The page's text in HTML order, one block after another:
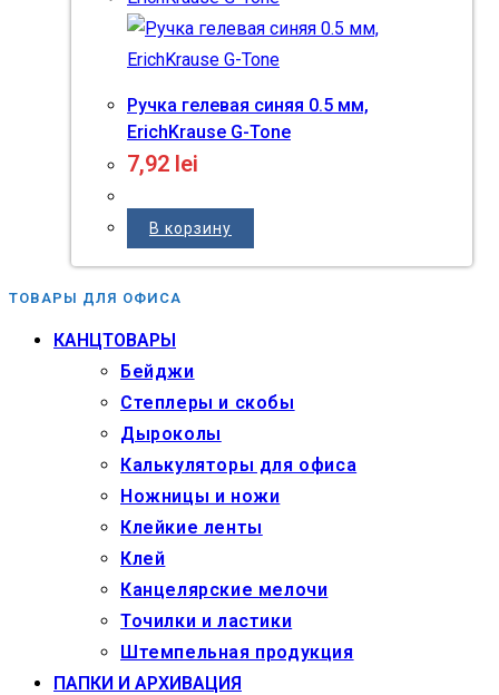
Ручка гелевая синяя 0.5 мм,
ErichKrause G-Tone
7,92 lei
В корзину
ТОВАРЫ ДЛЯ ОФИСА
КАНЦТОВАРЫ
Бейджи
Степлеры и скобы
Дыроколы
Калькуляторы для офиса
Ножницы и ножи
Клейкие ленты
Клей
Канцелярские мелочи
Точилки и ластики
Штемпельная продукция
ПАПКИ И АРХИВАЦИЯ